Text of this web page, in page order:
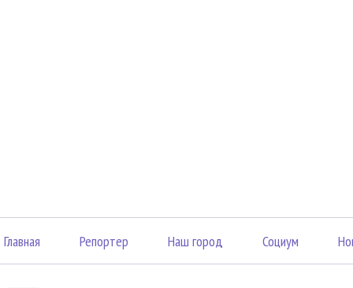
Главная Репортер Наш город Социум